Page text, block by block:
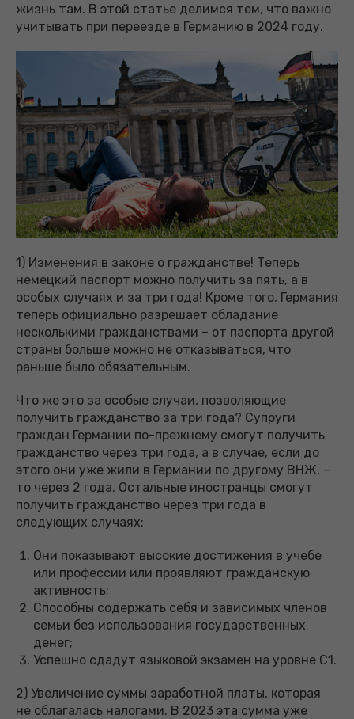
жизнь там. В этой статье делимся тем, что важно
учитывать при переезде в Германию в 2024 году.
1) Изменения в законе о гражданстве! Теперь
немецкий паспорт можно получить за пять, а в
особых случаях и за три года! Кроме того, Германия
теперь официально разрешает обладание
несколькими гражданствами – от паспорта другой
страны больше можно не отказываться, что
раньше было обязательным.
Что же это за особые случаи, позволяющие
получить гражданство за три года? Супруги
граждан Германии по-прежнему смогут получить
гражданство через три года, а в случае, если до
этого они уже жили в Германии по другому ВНЖ, –
то через 2 года. Остальные иностранцы смогут
получить гражданство через три года в
следующих случаях:
Они показывают высокие достижения в учебе
или профессии или проявляют гражданскую
активность;
Способны содержать себя и зависимых членов
семьи без использования государственных
денег;
Успешно сдадут языковой экзамен на уровне С1.
2) Увеличение суммы заработной платы, которая
не облагалась налогами. В 2023 эта сумма уже